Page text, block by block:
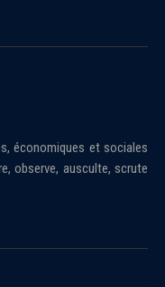
économiques et sociales
observe, ausculte, scrute